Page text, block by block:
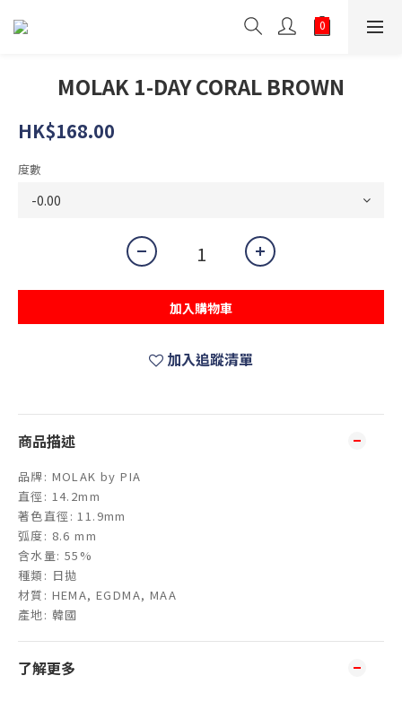
MOLAK 1-DAY CORAL BROWN
HK$168.00
度數
加入購物車
加入追蹤清單
商品描述
品牌: MOLAK by PIA
直徑: 14.2mm
著色直徑: 11.9mm
弧度: 8.6 mm
含水量: 55%
種類: 日拋
材質: HEMA, EGDMA, MAA
產地: 韓國
了解更多